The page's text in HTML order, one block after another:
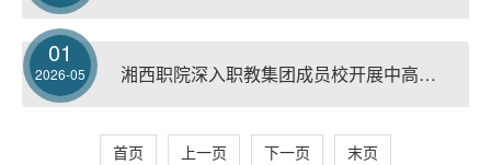
01
2026-05 湘西职院深入职教集团成员校开展中高职贯通培养协同对接工作
首页 上一页 下一页 末页